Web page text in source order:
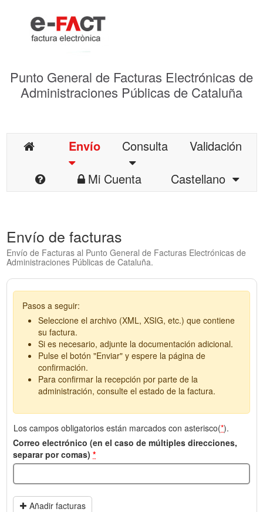
Punto General de Facturas Electrónicas de
Administraciones Públicas de Cataluña
Envío Consulta
Validación
Mi Cuenta
Castellano
Envío de facturas
Envío de Facturas al Punto General de Facturas Electrónicas de
Administraciones Públicas de Cataluña.
Pasos a seguir:
Seleccione el archivo (XML, XSIG, etc.) que contiene
su factura.
Si es necesario, adjunte la documentación adicional.
Pulse el botón "Enviar" y espere la página de
confirmación.
Para confirmar la recepción por parte de la
administración, consulte el estado de la factura.
Los campos obligatorios están marcados con asterisco(*).
Correo electrónico (en el caso de múltiples direcciones,
separar por comas) *
Añadir facturas